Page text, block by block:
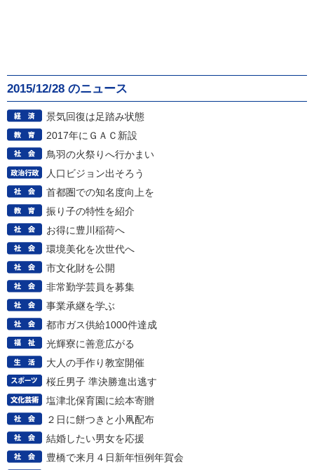
2015/12/28 のニュース
景気回復は足踏み状態
2017年にＧＡＣ新設
鳥羽の火祭りへ行かまい
人口ビジョン出そろう
首都圏での知名度向上を
振り子の特性を紹介
お得に豊川稲荷へ
環境美化を次世代へ
市文化財を公開
非常勤学芸員を募集
事業承継を学ぶ
都市ガス供給1000件達成
光輝寮に善意広がる
大人の手作り教室開催
桜丘男子 準決勝進出逃す
塩津北保育園に絵本寄贈
２日に餅つきと小凧配布
結婚したい男女を応援
豊橋で来月４日新年恒例年賀会